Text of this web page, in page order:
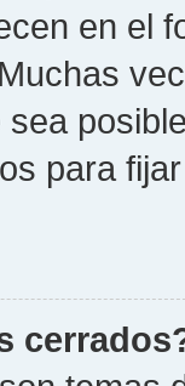
en el
para